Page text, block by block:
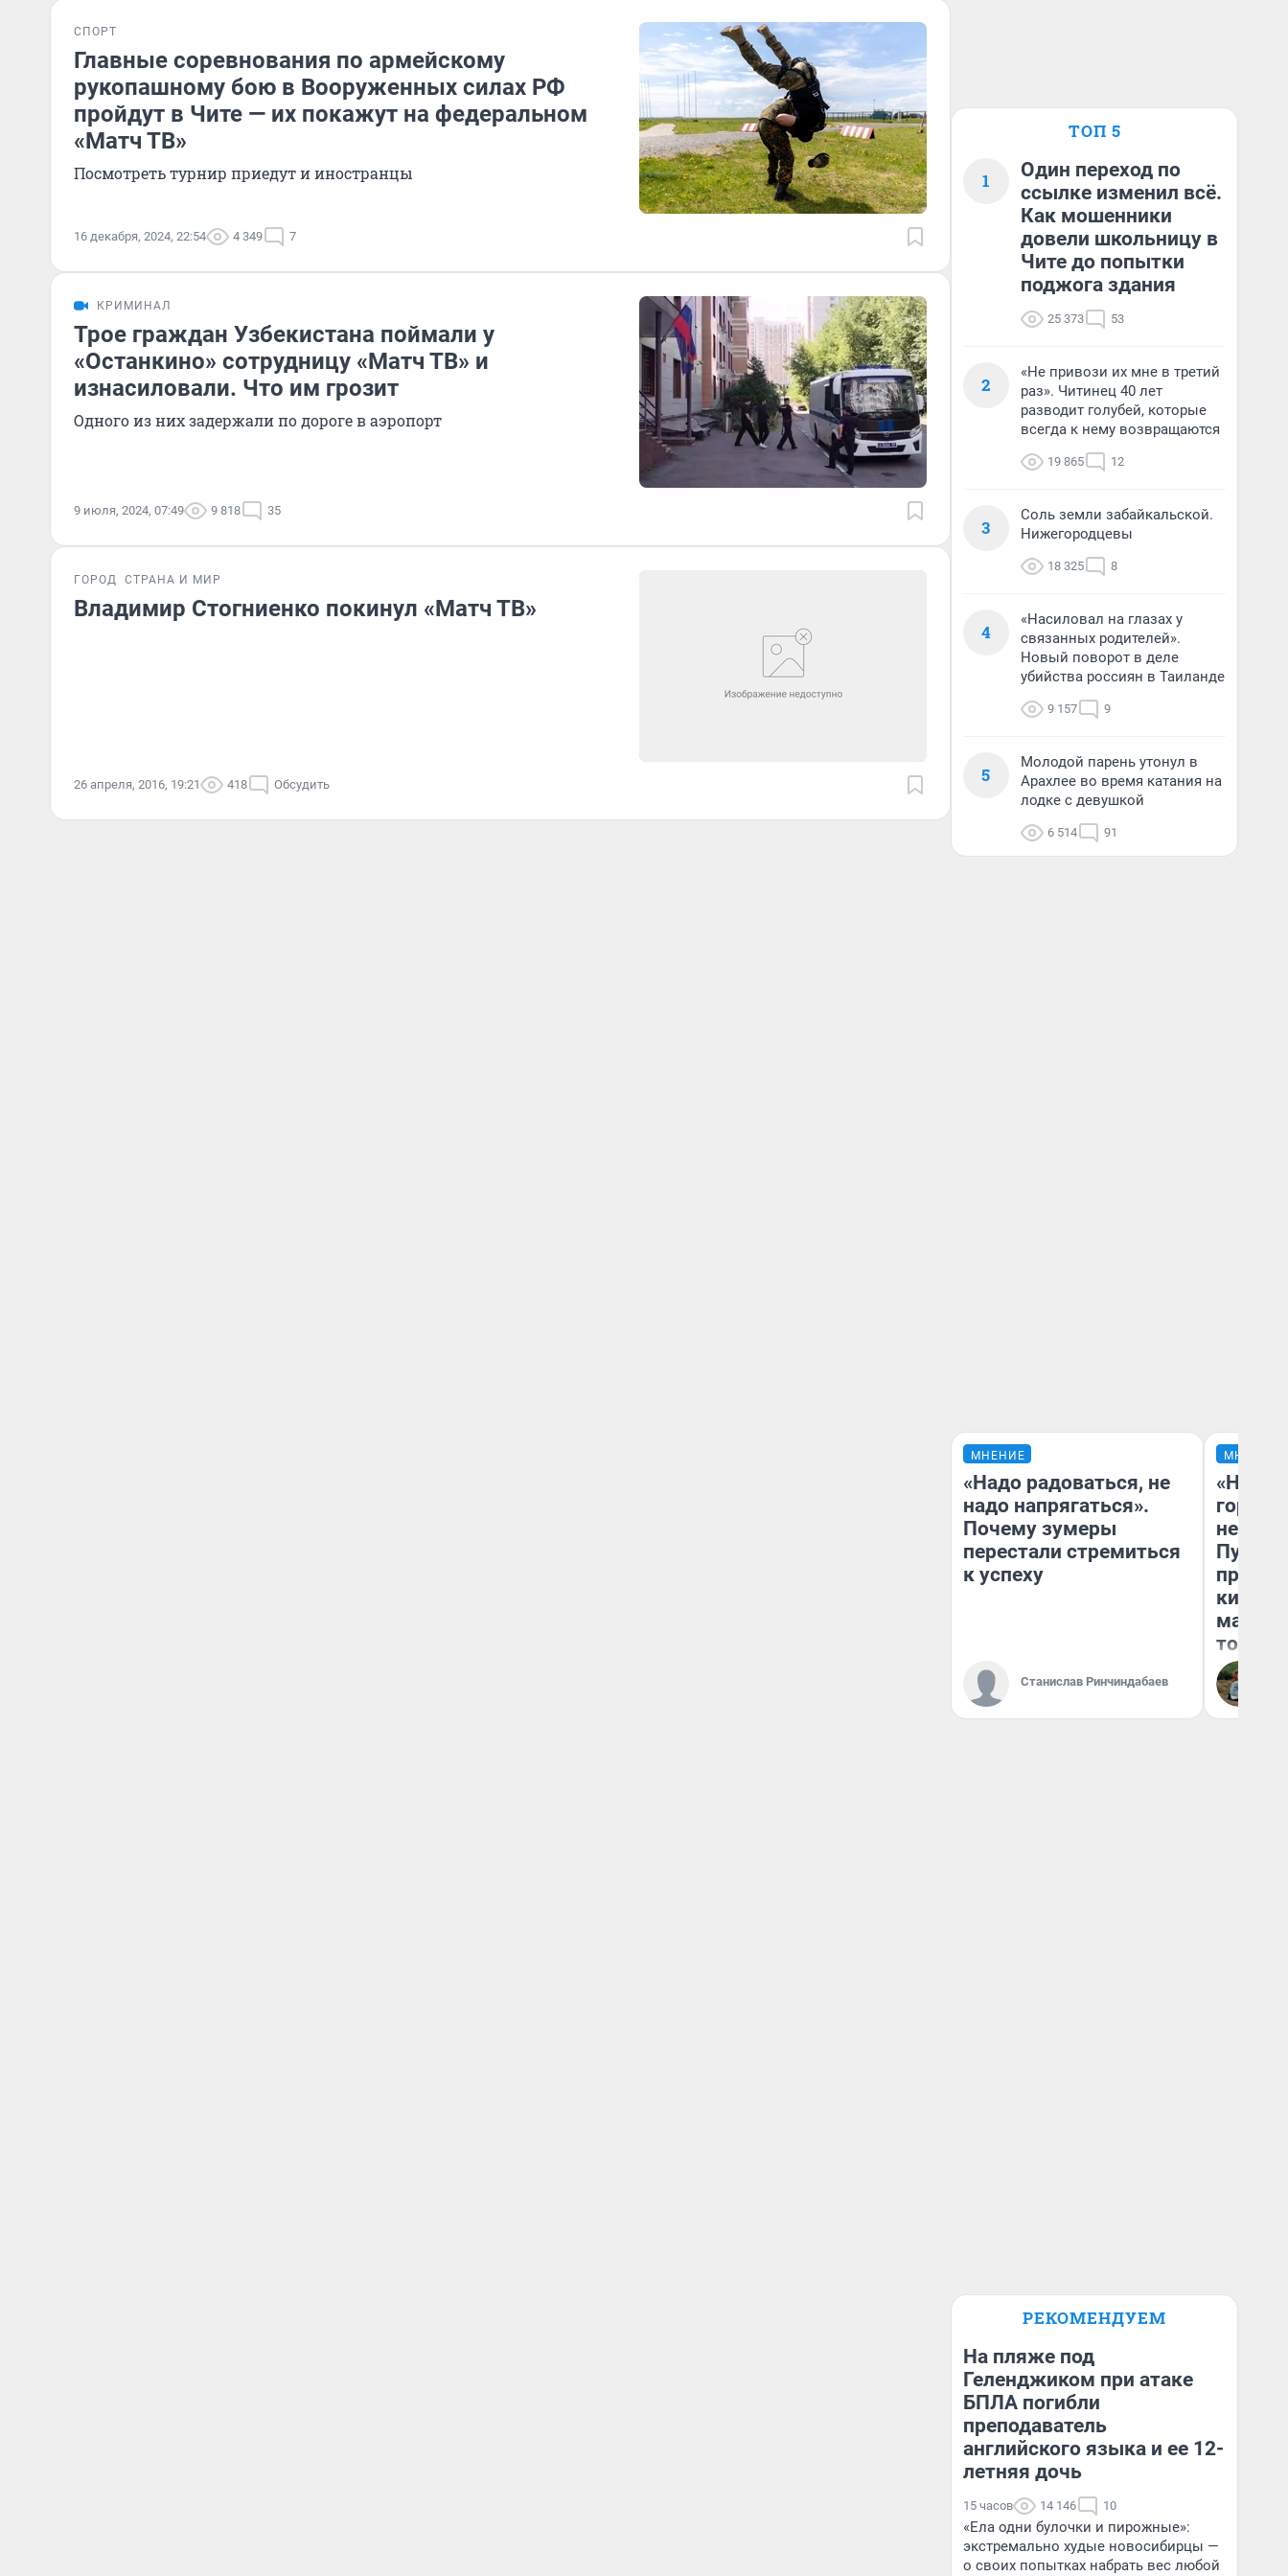
СПОРТ
Главные соревнования по армейскому
рукопашному бою в Вооруженных силах РФ
пройдут в Чите — их покажут на федеральном
«Матч ТВ»
Посмотреть турнир приедут и иностранцы
16 декабря, 2024, 22:54 4 349 7
КРИМИНАЛ
Трое граждан Узбекистана поймали у
«Останкино» сотрудницу «Матч ТВ» и
изнасиловали. Что им грозит
Одного из них задержали по дороге в аэропорт
9 июля, 2024, 07:49 9 818 35
ГОРОД СТРАНА И МИР
Владимир Стогниенко покинул «Матч ТВ»
26 апреля, 2016, 19:21 418 Обсудить
ТОП 5
1
Один переход по
ссылке изменил всё.
Как мошенники
довели школьницу в
Чите до попытки
поджога здания
25 373 53
2
«Не привози их мне в третий
раз». Читинец 40 лет
разводит голубей, которые
всегда к нему возвращаются
19 865 12
3
Соль земли забайкальской.
Нижегородцевы
18 325 8
4
«Насиловал на глазах у
связанных родителей».
Новый поворот в деле
убийства россиян в Таиланде
9 157 9
5
Молодой парень утонул в
Арахлее во время катания на
лодке с девушкой
6 514 91
МНЕНИЕ
«Надо радоваться, не
надо напрягаться».
Почему зумеры
перестали стремиться
к успеху
Станислав Ринчиндабаев
МНЕНИЕ
«Нет
того
РЕКОМЕНДУЕМ
На пляже под
Геленджиком при атаке
БПЛА погибли
преподаватель
английского языка и ее 12-
летняя дочь
15 часов 14 146 10
«Ела одни булочки и пирожные»:
экстремально худые новосибирцы —
о своих попытках набрать вес любой